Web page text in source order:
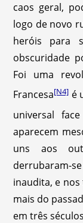
caos geral,
logo de novo
heróis para
obscuridade
Foi uma
Francesa[N4] é
universal
aparecem
uns aos
derrubaram-
inaudita, e
mais do
em três